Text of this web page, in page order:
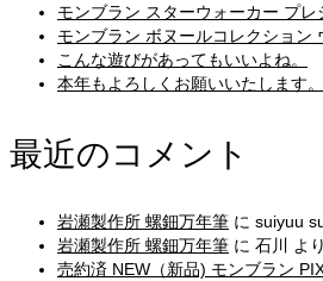
モンブラン スターウォーカー プ
モンブラン ボヌールコレクション
こんな遊びがあってもいいよね。
本年もよろしくお願いいたします。
最近のコメント
岩瀬製作所 螺鈿万年筆 に suiyuu
岩瀬製作所 螺鈿万年筆 に 石川
より
売約済 NEW（新品) モンブラン